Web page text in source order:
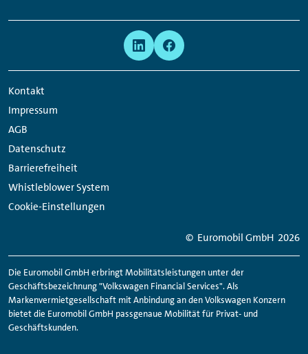
Kontakt
Impressum
AGB
Datenschutz
Barrierefreiheit
Whistleblower System
Cookie-Einstellungen
Network
Links
© Euromobil GmbH 2026
Die Euromobil GmbH erbringt Mobilitätsleistungen unter der
Geschäftsbezeichnung "Volkswagen Financial Services". Als
Markenvermietgesellschaft mit Anbindung an den Volkswagen Konzern
bietet die Euromobil GmbH passgenaue Mobilität für Privat- und
Geschäftskunden.